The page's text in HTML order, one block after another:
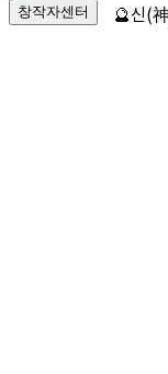
창작자센터 🔮신(